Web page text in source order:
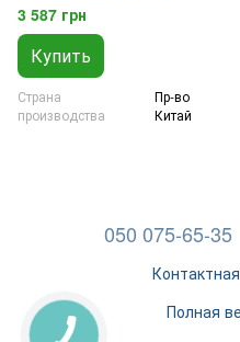
3 587 грн
Купить
Страна
производства
Пр-во
Китай
050 075-65-35
Полная